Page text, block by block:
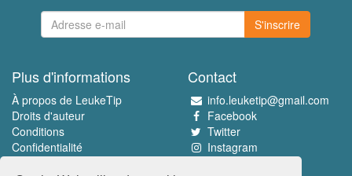
S'inscrire
Plus d'informations
À propos de LeukeTip
Droits d'auteur
Conditions
Confidentialité
Contact
info.leuketip@gmail.com
Facebook
Twitter
Instagram